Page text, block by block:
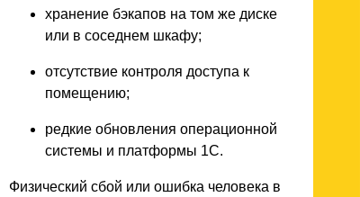
хранение бэкапов на том же диске
или в соседнем шкафу;
отсутствие контроля доступа к
помещению;
редкие обновления операционной
системы и платформы 1С.
Физический сбой или ошибка человека в